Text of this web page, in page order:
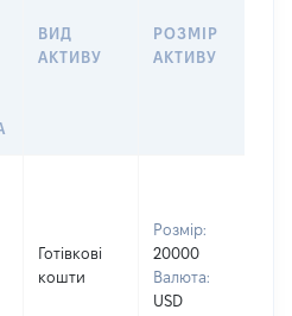
ВИД
АКТИВУ
РОЗМІР
АКТИВУ
Готівкові
кошти
Розмір:
20000
Валюта:
USD